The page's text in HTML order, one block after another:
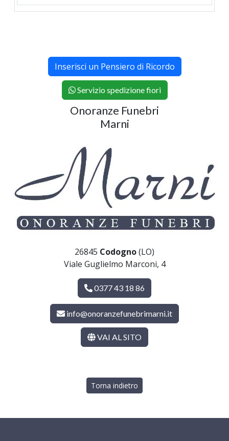
Inserisci un Pensiero di Ricordo
Servizio spedizione fiori
Onoranze Funebri
Marni
26845 Codogno(LO)
Viale Guglielmo Marconi, 4
0377 43 18 86
info@onoranzefunebrimarni.it
VAI AL SITO
Torna indietro